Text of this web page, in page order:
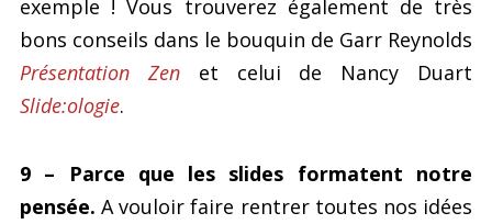
exemple ! Vous trouverez également de très
bons conseils dans le bouquin de Garr Reynolds
Présentation Zenet celui de Nancy Duart
Slide:ologie.
9 – Parce que les slides formatent notre
pensée. A vouloir faire rentrer toutes nos idées